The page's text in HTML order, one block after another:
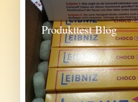
Produkttest Blog